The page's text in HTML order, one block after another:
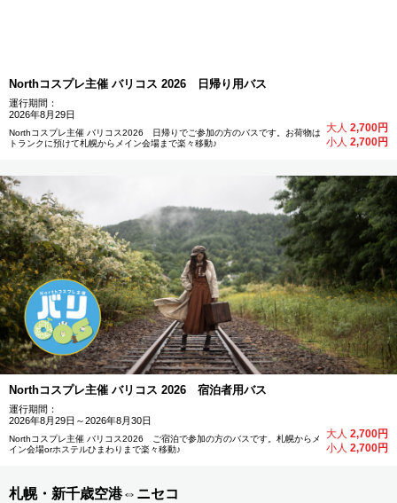
Northコスプレ主催 バリコス 2026 日帰り用バス
運行期間：
2026年8月29日
Northコスプレ主催 バリコス2026 日帰りでご参加の方のバスです。お荷物は
トランクに預けて札幌からメイン会場まで楽々移動♪
大人 2,700円
小人 2,700円
Northコスプレ主催 バリコス 2026 宿泊者用バス
運行期間：
2026年8月29日～2026年8月30日
Northコスプレ主催 バリコス2026 ご宿泊で参加の方のバスです。札幌からメ
イン会場orホステルひまわりまで楽々移動♪
大人 2,700円
小人 2,700円
札幌・新千歳空港⇔ニセコ